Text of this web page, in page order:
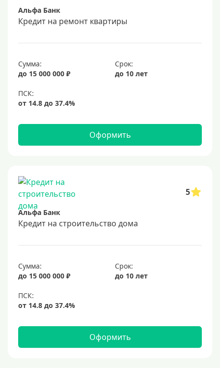
Срок
Долгосрочные
2 года
3 года
4 года
9 лет
10 лет
15 лет
20 лет
25 лет
30 лет
Месяц
2 месяца
3 месяца
6 месяцев
Ставка
Альфа Банк
Кредит на ремонт квартиры
Сумма:
до 15 000 000 ₽
Срок:
до 10 лет
Оформить
5
Альфа Банк
Кредит на строительство дома
Сумма:
до 15 000 000 ₽
Срок:
до 10 лет
Оформить